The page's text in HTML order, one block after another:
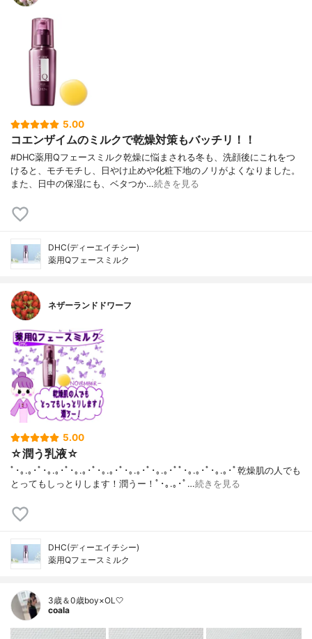
5.00
コエンザイムのミルクで乾燥対策もバッチリ！！
#DHC薬用Qフェースミルク乾燥に悩まされる冬も、洗顔後にこれをつ
けると、モチモチし、日やけ止めや化粧下地のノリがよくなりました。
また、日中の保湿にも、ベタつか…続きを見る
DHC(ディーエイチシー)
薬用Qフェースミルク
ネザーランドドワーフ
5.00
☆潤う乳液☆
ﾟ･｡.｡･ﾟ･｡.｡･ﾟ･｡.｡･ﾟ･｡.｡･ﾟ･｡.｡･ﾟ･｡.｡･ﾟﾟ･｡.｡･ﾟ･｡.｡･ﾟ乾燥肌の人でも
とってもしっとりします！潤うー！ﾟ･｡.｡･ﾟ…続きを見る
DHC(ディーエイチシー)
薬用Qフェースミルク
3歳＆0歳boy×OL🤍
coala